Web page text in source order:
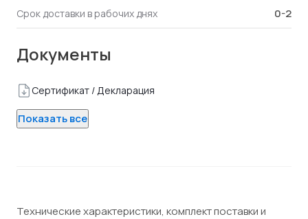
Срок доставки в рабочих днях 0-2
Документы
Сертификат / Декларация
Показать все
Технические характеристики, комплект поставки и